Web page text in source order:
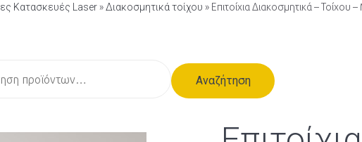
Κατασκευές Laser»Διακοσμητικά τοίχου » Επιτοίχια Διακοσμητικά – Τοίχου
Αναζήτηση